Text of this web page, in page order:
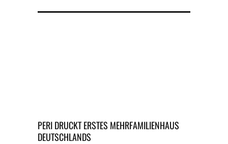
PERI DRUCKT ERSTES MEHRFAMILIENHAUS
DEUTSCHLANDS